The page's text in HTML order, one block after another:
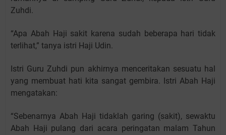
Zuhdi.
“Apa Abah Haji sakit karena sudah beberapa hari tidak
terlihat,” tanya istri Haji Udin.
Istri Guru Zuhdi pun akhirnya menceritakan sesuatu hal
yang membuat hati kita sangat gembira. Istri Abah Haji
mengatakan:
“Sebenarnya Abah Haji tidaklah garing (sakit), sewaktu
Abah Haji pulang dari acara peringatan malam Tahun